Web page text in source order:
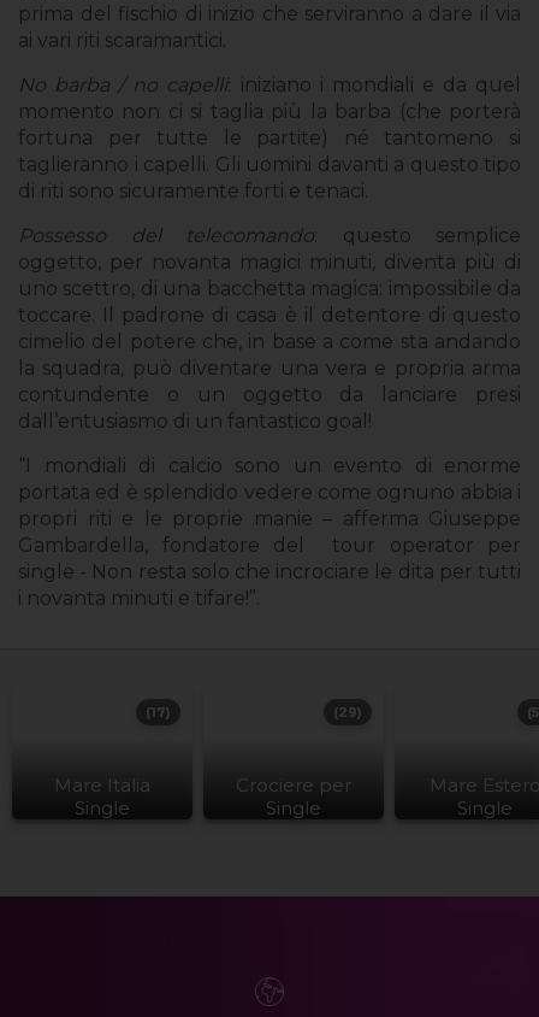
prima del fischio di inizio che serviranno a dare il via
ai vari riti scaramantici.
No barba / no capelli: iniziano i mondiali e da quel
momento non ci si taglia più la barba (che porterà
fortuna per tutte le partite) né tantomeno si
taglieranno i capelli. Gli uomini davanti a questo tipo
di riti sono sicuramente forti e tenaci.
Possesso del telecomando: questo semplice
oggetto, per novanta magici minuti, diventa più di
uno scettro, di una bacchetta magica: impossibile da
toccare. Il padrone di casa è il detentore di questo
cimelio del potere che, in base a come sta andando
la squadra, può diventare una vera e propria arma
contundente o un oggetto da lanciare presi
dall’entusiasmo di un fantastico goal!
“I mondiali di calcio sono un evento di enorme
portata ed è splendido vedere come ognuno abbia i
propri riti e le proprie manie – afferma Giuseppe
Gambardella, fondatore del
tour operator per
single - Non resta solo che incrociare le dita per tutti
i novanta minuti e tifare!”.
Mare Italia
Single
(17)
Crociere per
Single
(29)
Mare
Single